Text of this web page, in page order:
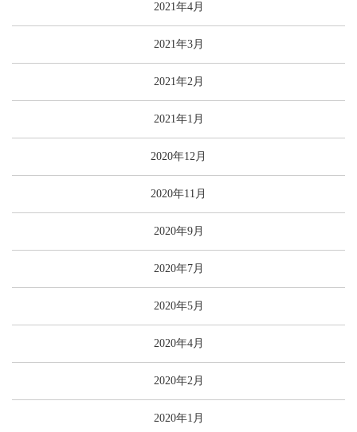
2021年4月
2021年3月
2021年2月
2021年1月
2020年12月
2020年11月
2020年9月
2020年7月
2020年5月
2020年4月
2020年2月
2020年1月